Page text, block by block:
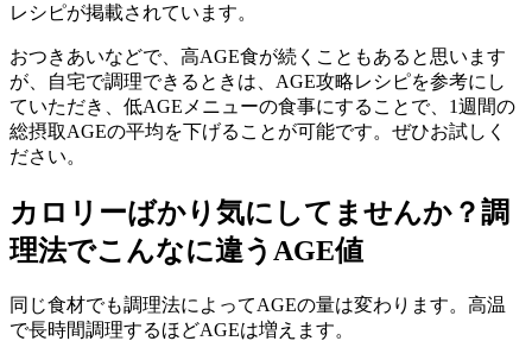
レシピが掲載されています。
おつきあいなどで、高AGE食が続くこともあると思います
が、自宅で調理できるときは、AGE攻略レシピを参考にし
ていただき、低AGEメニューの食事にすることで、1週間の
総摂取AGEの平均を下げることが可能です。ぜひお試しく
ださい。
カロリーばかり気にしてませんか？調
理法でこんなに違うAGE値
同じ食材でも調理法によってAGEの量は変わります。高温
で長時間調理するほどAGEは増えます。